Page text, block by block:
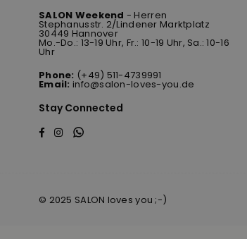
SALON Weekend - Herren
Stephanusstr. 2/Lindener Marktplatz
30449 Hannover
Mo.-Do.: 13-19 Uhr, Fr.: 10-19 Uhr, Sa.: 10-16
Uhr
Phone: (+49) 511-4739991
Email: info@salon-loves-you.de
Stay Connected
Facebook
InstagramWhatsapp
© 2025 SALON loves you ;-)